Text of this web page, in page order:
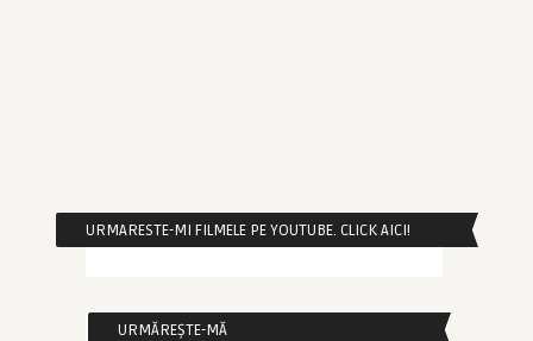
URMARESTE-MI FILMELE PE YOUTUBE. CLICK AICI!
URMĂREȘTE-MĂ